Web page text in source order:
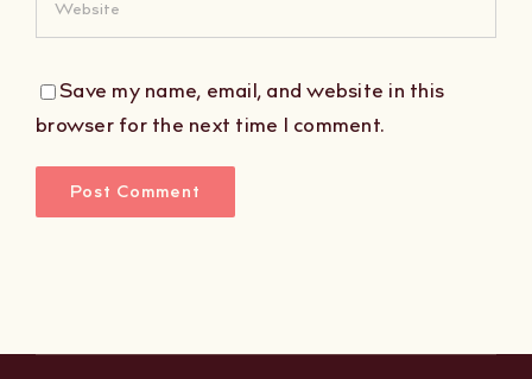
Save my name, email, and website in this
browser for the next time I comment.